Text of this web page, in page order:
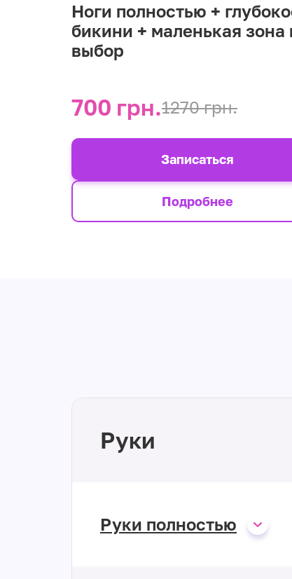
Ноги полностью +
бикини + маленькая зона
выбор
700 грн.1270 грн.
Подробнее
Записаться
Руки
Руки полностью